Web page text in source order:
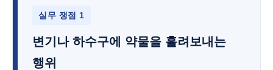
실무 쟁점 1
변기나 하수구에 약물을 흘려보내는
행위